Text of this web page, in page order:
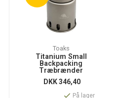
Toaks
Titanium Small
Backpacking
Træbrænder
DKK346,40
På lager